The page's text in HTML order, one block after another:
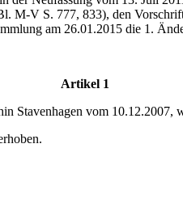
V S. 777, 833), den
am 26.01.2015 die 1.
Artikel 1
Stavenhagen vom 10.12.2007,